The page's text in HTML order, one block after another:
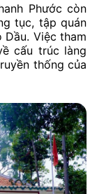
Phước còn
tục, tập quán
Việc tham
cấu trúc làng
thống của